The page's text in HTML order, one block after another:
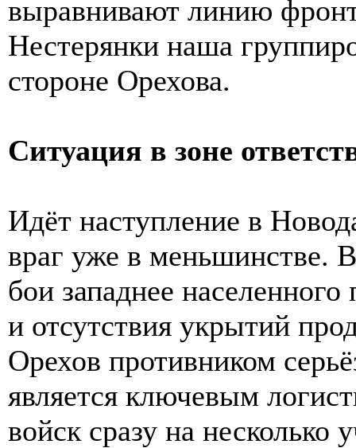
выравнивают линию
Нестерянки наша
стороне Орехова.
Ситуация в зоне
Идёт наступление в
враг уже в меньшинстве.
бои западнее
и отсутствия укрытий
Орехов противником
является ключевым
войск сразу на несколько